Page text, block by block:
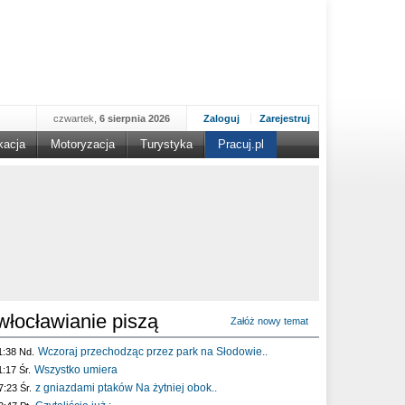
Zaloguj Zarejestruj
czwartek, 6 sierpnia 2026
Motoryzacja Turystyka Pracuj.pl
piszą Załóż nowy temat
Nd. Wczoraj przechodząc przez park na Słodowie..
Śr. Wszystko umiera
Śr. z gniazdami ptaków Na żytniej obok..